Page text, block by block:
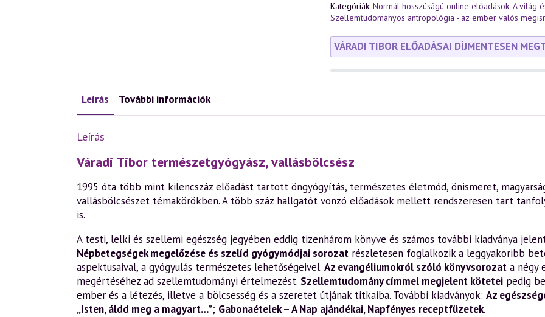
Kategóriák: Normál hosszúságú online előadások, A világ
Szellemtudományos antropológia - az ember valós
VÁRADI TIBOR ELŐADÁSAI DÍJMENTESEN
Leírás További információk
Leírás
Váradi Tibor természetgyógyász, vallásbölcsész
1995 óta több mint kilencszáz előadást tartott öngyógyítás, természetes életmód, önismeret,
vallásbölcsészet témakörökben. A több száz hallgatót vonzó előadások mellett rendszeresen tart
is.
A testi, lelki és szellemi egészség jegyében eddig tizenhárom könyve és számos további kiadványa
Népbetegségek megelőzése és szelíd gyógymódjai sorozat részletesen foglalkozik a leggyakoribb
aspektusaival, a gyógyulás természetes lehetőségeivel. Az evangéliumokról szóló könyvsorozat a négy
megértéséhez ad szellemtudományi értelmezést. Szellemtudomány címmel megjelent kötetei pedig
ember és a létezés, illetve a bölcsesség és a szeretet útjának titkaiba. További kiadványok: Az
„Isten, áldd meg a magyart…”; Gabonaételek – A Nap ajándékai,Napfényes receptfüzetek.